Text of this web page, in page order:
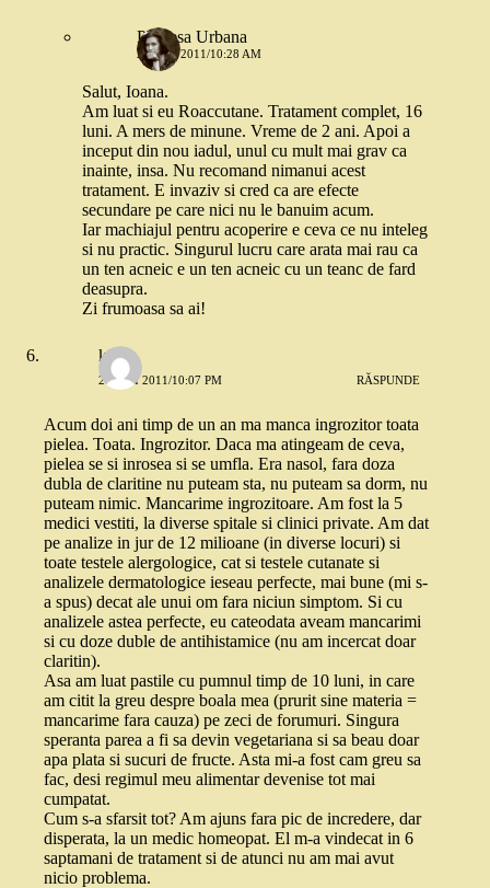
Printesa Urbana
24 MAI 2011/10:28 AM
Salut, Ioana.
Am luat si eu Roaccutane. Tratament complet, 16
luni. A mers de minune. Vreme de 2 ani. Apoi a
inceput din nou iadul, unul cu mult mai grav ca
inainte, insa. Nu recomand nimanui acest
tratament. E invaziv si cred ca are efecte
secundare pe care nici nu le banuim acum.
Iar machiajul pentru acoperire e ceva ce nu inteleg
si nu practic. Singurul lucru care arata mai rau ca
un ten acneic e un ten acneic cu un teanc de fard
deasupra.
Zi frumoasa sa ai!
kiki
23 MAI 2011/10:07 PM RĂSPUNDE
Acum doi ani timp de un an ma manca ingrozitor toata
pielea. Toata. Ingrozitor. Daca ma atingeam de ceva,
pielea se si inrosea si se umfla. Era nasol, fara doza
dubla de claritine nu puteam sta, nu puteam sa dorm, nu
puteam nimic. Mancarime ingrozitoare. Am fost la 5
medici vestiti, la diverse spitale si clinici private. Am dat
pe analize in jur de 12 milioane (in diverse locuri) si
toate testele alergologice, cat si testele cutanate si
analizele dermatologice ieseau perfecte, mai bune (mi s-
a spus) decat ale unui om fara niciun simptom. Si cu
analizele astea perfecte, eu cateodata aveam mancarimi
si cu doze duble de antihistamice (nu am incercat doar
claritin).
Asa am luat pastile cu pumnul timp de 10 luni, in care
am citit la greu despre boala mea (prurit sine materia =
mancarime fara cauza) pe zeci de forumuri. Singura
speranta parea a fi sa devin vegetariana si sa beau doar
apa plata si sucuri de fructe. Asta mi-a fost cam greu sa
fac, desi regimul meu alimentar devenise tot mai
cumpatat.
Cum s-a sfarsit tot? Am ajuns fara pic de incredere, dar
disperata, la un medic homeopat. El m-a vindecat in 6
saptamani de tratament si de atunci nu am mai avut
nicio problema.